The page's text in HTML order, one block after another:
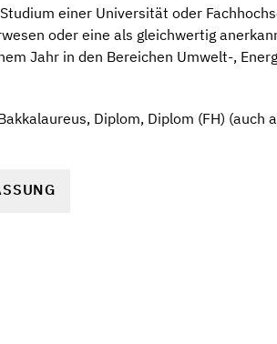
einer Universität oder
oder eine als gleichwertig
Jahr in den Bereichen Umwelt-,
Diplom, Diplom (FH) (auch